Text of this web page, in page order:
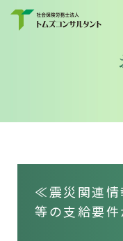
≪震災関連
等の支給要